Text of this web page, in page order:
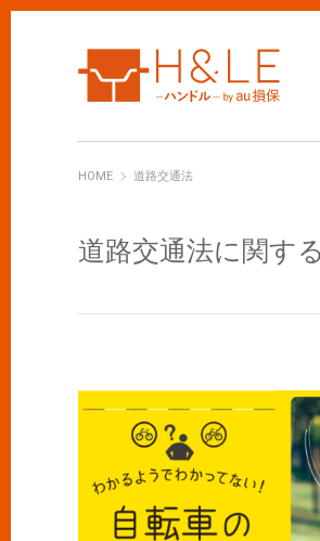
HOMEH&LE道路交通法
道路交通法に関す